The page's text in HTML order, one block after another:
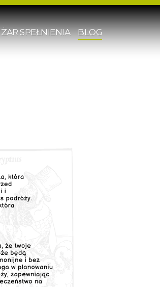
ŻAR SPEŁNIENIA BLOG